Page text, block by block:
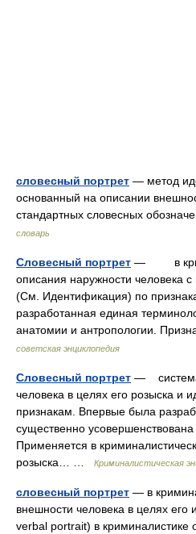
словесный портрет — метод
основанный на описании
стандартных словесных
словарь
Словесный портрет — в
описания наружности человека
(См. Идентификация) по
разработанная единая
анатомии и антропологии.
советская энциклопедия
Словесный портрет — система
человека в целях его розыска и
признакам. Впервые была
существенно
Применяется в
розыска… …
Криминалистическая
словесный портрет — в
внешности человека в целях его
verbal portrait) в